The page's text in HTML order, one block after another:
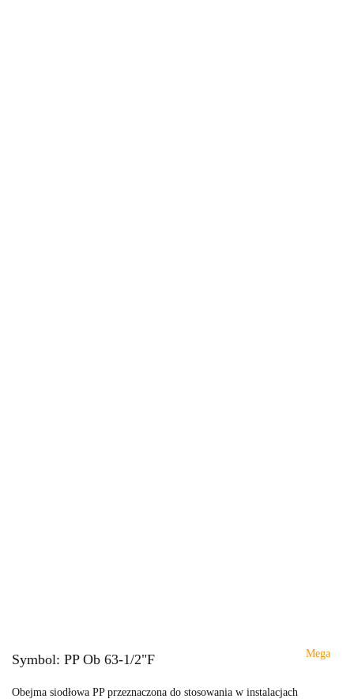
Symbol: PP Ob 63-1/2"F Mega
Obejma siodłowa PP przeznaczona do stosowania w instalacjach